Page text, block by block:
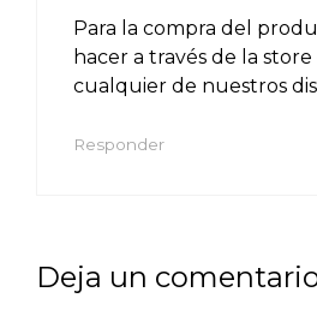
Para la compra del
hacer a través de la
cualquier de nuestros
Responder
Deja un